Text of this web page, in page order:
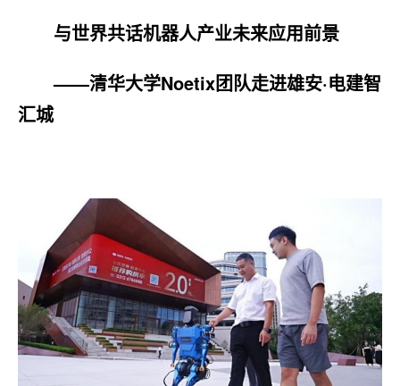
与世界共话机器人产业未来应用前景
——清华大学Noetix团队走进雄安·电建智
汇城